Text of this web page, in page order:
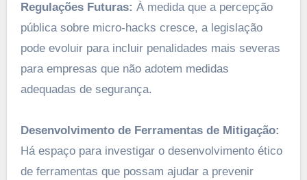
Regulações Futuras: À medida que a percepção
pública sobre micro-hacks cresce, a legislação
pode evoluir para incluir penalidades mais severas
para empresas que não adotem medidas
adequadas de segurança.
Desenvolvimento de Ferramentas de Mitigação:
Há espaço para investigar o desenvolvimento ético
de ferramentas que possam ajudar a prevenir